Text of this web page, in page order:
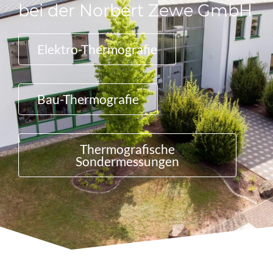
bei der Norbert Zewe GmbH
Elektro-Thermografie
Bau-Thermografie
Thermografische
Sondermessungen